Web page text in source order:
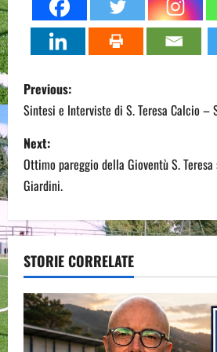
P
o
s
t
n
a
v
i
Previous:
Sintesi e Interviste di S. Teresa Calcio –
Next:
Ottimo pareggio della Gioventù S.
Giardini.
STORIE CORRELATE